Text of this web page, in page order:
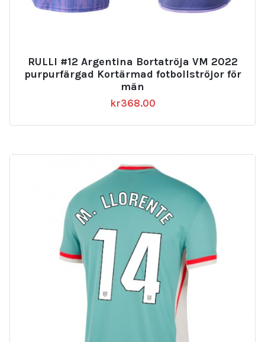
RULLI #12 Argentina Bortatröja VM 2022
purpurfärgad Kortärmad fotbollströjor för
män
kr368.00